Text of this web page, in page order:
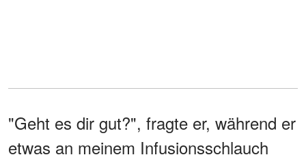
"Geht es dir gut?", fragte er, während er
etwas an meinem Infusionsschlauch